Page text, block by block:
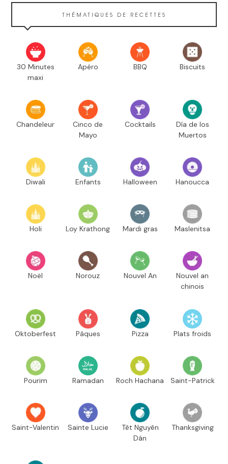
THÉMATIQUES DE RECETTES
30 Minutes
maxi
Apéro BBQ Biscuits
Chandeleur
Cinco de
Mayo
Cocktails
Día de los
Muertos
Diwali Enfants Halloween Hanoucca
Holi Loy Krathong Mardi gras Maslenitsa
Noël Norouz Nouvel An
Nouvel an
chinois
Oktoberfest Pâques Pizza Plats froids
Pourim Ramadan Roch Hachana Saint-Patrick
Saint-Valentin Sainte Lucie
Têt Nguyên
Dán
Thanksgiving